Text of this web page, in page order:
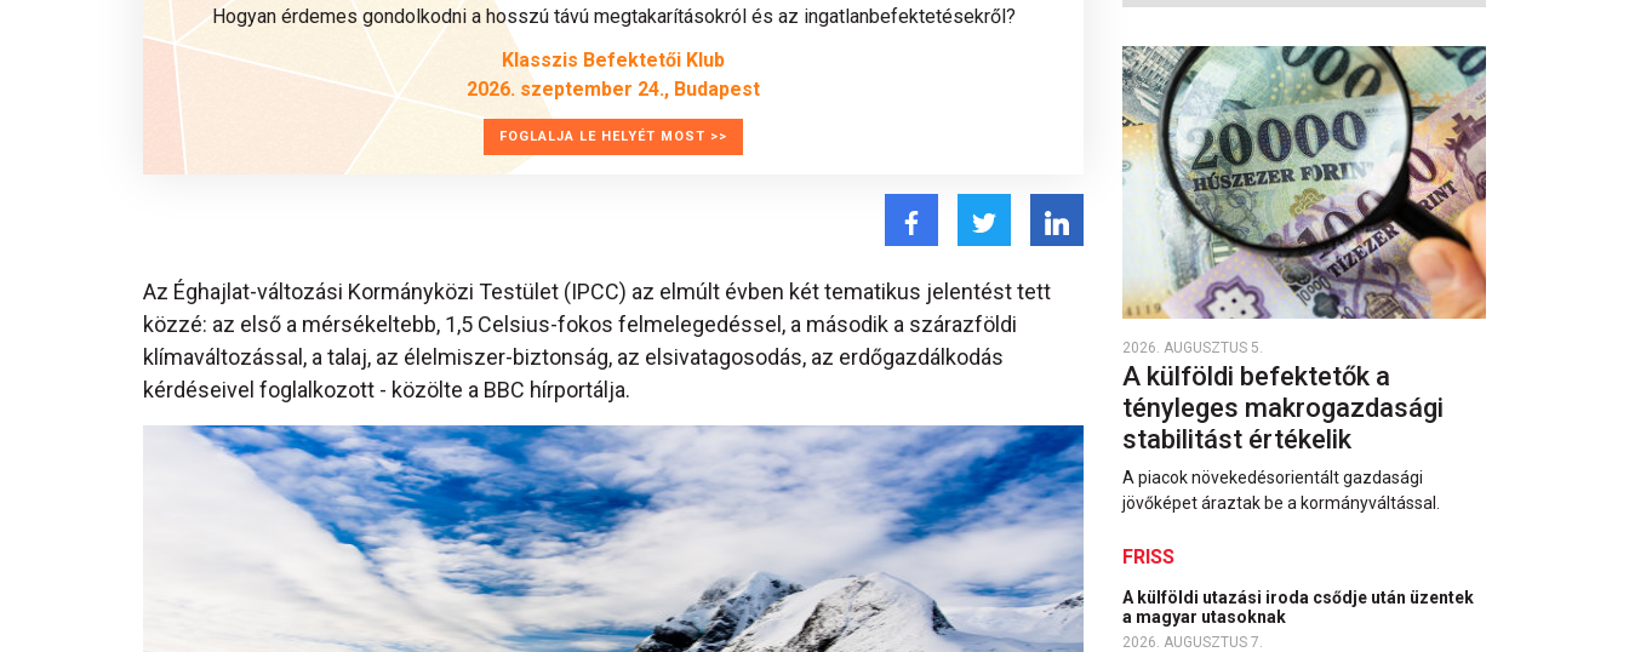
Hogyan érdemes gondolkodni a hosszú távú megtakarításokról és az ingatlanbefektetésekről?
Klasszis Befektetői Klub
2026. szeptember 24., Budapest
FOGLALJA LE HELYÉT MOST >>
Az Éghajlat-változási Kormányközi Testület (IPCC) az elmúlt évben két tematikus jelentést tett
közzé: az első a mérsékeltebb, 1,5 Celsius-fokos felmelegedéssel, a második a szárazföldi
klímaváltozással, a talaj, az élelmiszer-biztonság, az elsivatagosodás, az erdőgazdálkodás
kérdéseivel foglalkozott - közölte a BBC hírportálja.
2026. AUGUSZTUS 5.
A külföldi befektetők a
tényleges makrogazdasági
stabilitást értékelik
A piacok növekedésorientált gazdasági
jövőképet áraztak be a kormányváltással.
FRISS
A külföldi utazási iroda csődje után üzentek
a magyar utasoknak
2026. AUGUSZTUS 7.